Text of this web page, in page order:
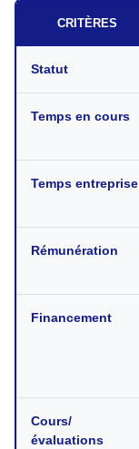
CRITÈRES
Statut
Temps en cours
Temps entreprise
Rémunération
Financement
Cours/
évaluations